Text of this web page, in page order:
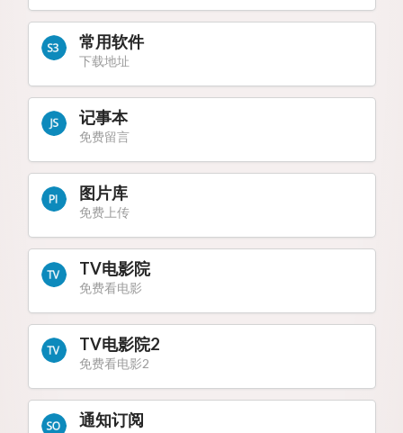
常用软件
下载地址
记事本
免费留言
图片库
免费上传
TV电影院
免费看电影
TV电影院2
免费看电影2
通知订阅